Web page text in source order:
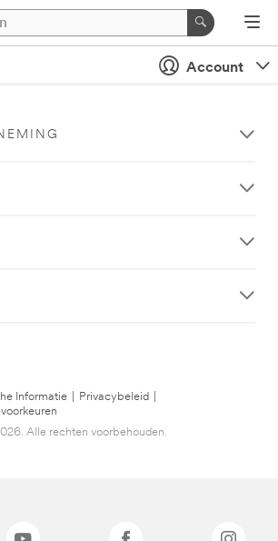
Account
Informatie Privacybeleid
Alle rechten voorbehouden.